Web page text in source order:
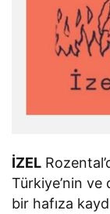
İZEL
Türkiye’nin ve
bir hafıza